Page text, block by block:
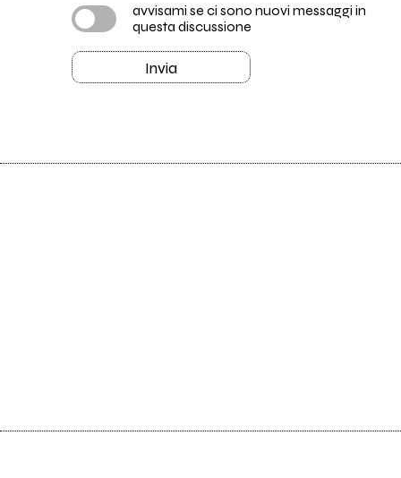
avvisami se ci sono nuovi messaggi in
questa discussione
Invia